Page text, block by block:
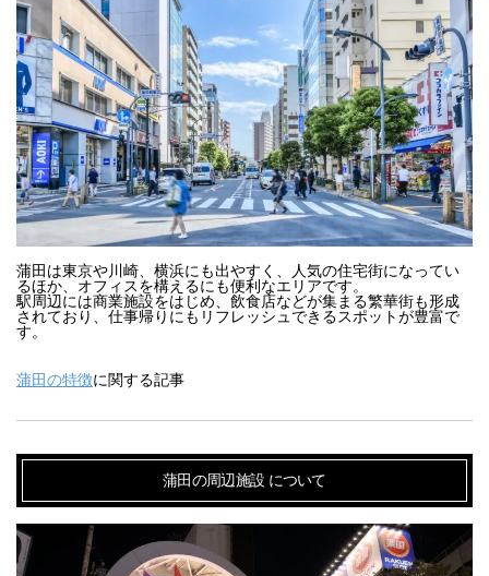
蒲田は東京や川崎、横浜にも出やすく、人気の住宅街になってい
るほか、オフィスを構えるにも便利なエリアです。
駅周辺には商業施設をはじめ、飲食店などが集まる繁華街も形成
されており、仕事帰りにもリフレッシュできるスポットが豊富で
す。
蒲田の特徴に関する記事
蒲田の周辺施設 について